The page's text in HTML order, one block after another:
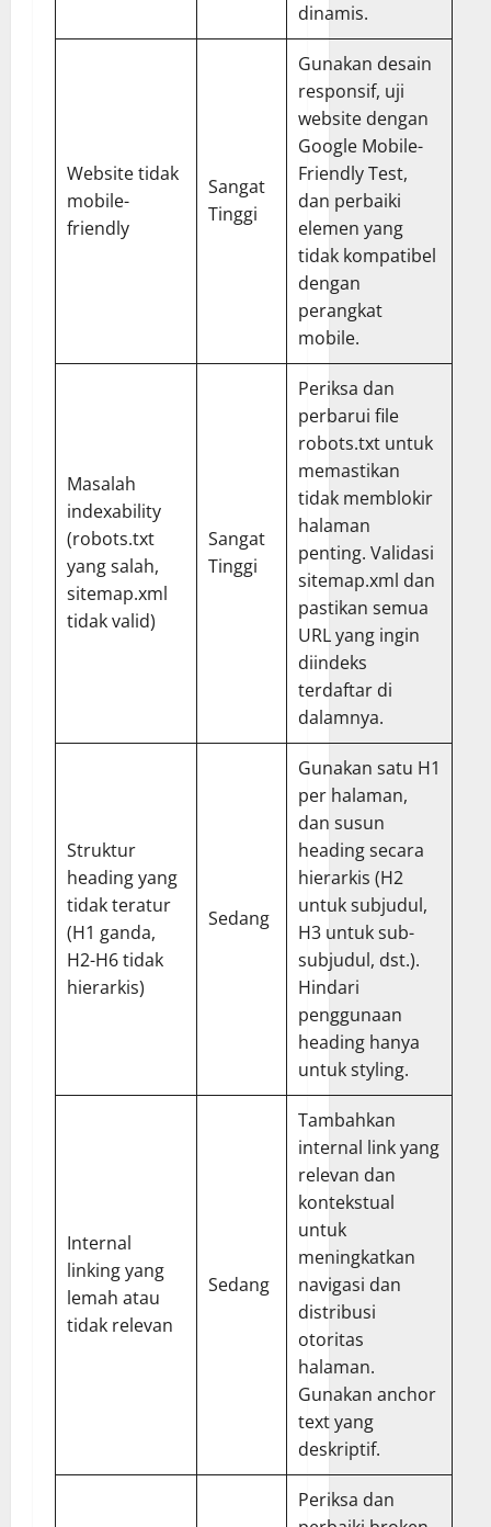
dinamis.
Website tidak
mobile-
friendly
Sangat
Tinggi
Gunakan desain
responsif, uji
website dengan
Google Mobile-
Friendly Test,
dan perbaiki
elemen yang
tidak kompatibel
dengan
perangkat
mobile.
Masalah
indexability
(robots.txt
yang salah,
sitemap.xml
tidak valid)
Sangat
Tinggi
Periksa dan
perbarui file
robots.txt untuk
memastikan
tidak memblokir
halaman
penting. Validasi
sitemap.xml dan
pastikan semua
URL yang ingin
diindeks
terdaftar di
dalamnya.
Struktur
heading yang
tidak teratur
(H1 ganda,
H2-H6 tidak
hierarkis)
Sedang
Gunakan satu H1
per halaman,
dan susun
heading secara
hierarkis (H2
untuk subjudul,
H3 untuk sub-
subjudul, dst.).
Hindari
penggunaan
heading hanya
untuk styling.
Internal
linking yang
lemah atau
tidak relevan
Sedang
Tambahkan
internal link yang
relevan dan
kontekstual
untuk
meningkatkan
navigasi dan
distribusi
otoritas
halaman.
Gunakan anchor
text yang
deskriptif.
Periksa dan